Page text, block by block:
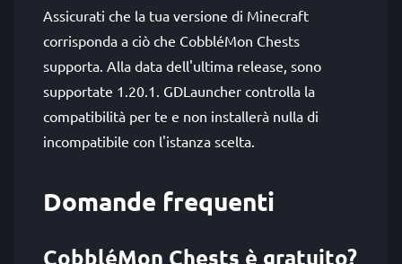
Assicurati che la tua versione di Minecraft
corrisponda a ciò che CobbléMon Chests
supporta. Alla data dell'ultima release, sono
supportate 1.20.1. GDLauncher controlla la
compatibilità per te e non installerà nulla di
incompatibile con l'istanza scelta.
Domande frequenti
CobbléMon Chests è gratuito?